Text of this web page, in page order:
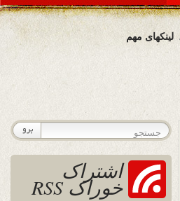
لینکهای مهم
اشتراک
خوراک RSS